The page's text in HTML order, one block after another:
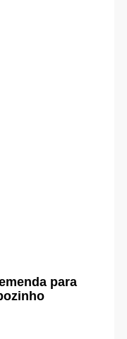
para